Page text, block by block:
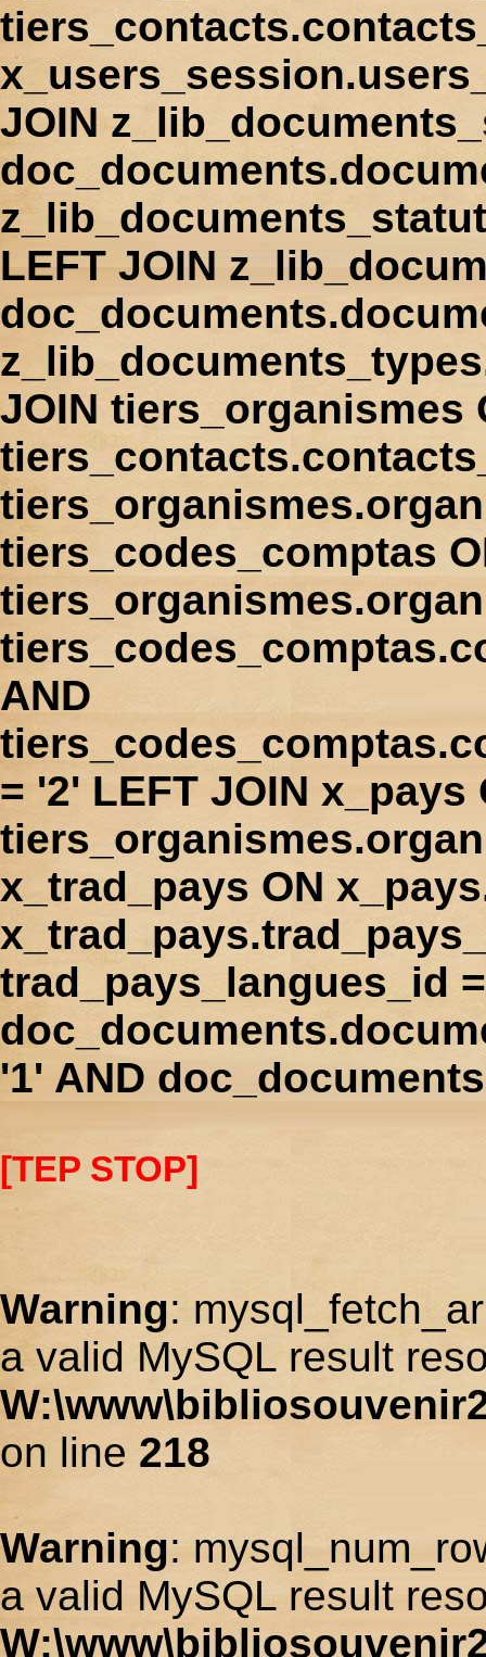
JOIN
LEFT JOIN
JOIN tiers_organismes
tiers_codes_comptas
AND
= '2' LEFT JOIN
x_trad_pays ON
trad_pays_langues_id
'1' AND
[TEP STOP]
Warning:
a valid MySQL result
on line 218
Warning:
a valid MySQL result